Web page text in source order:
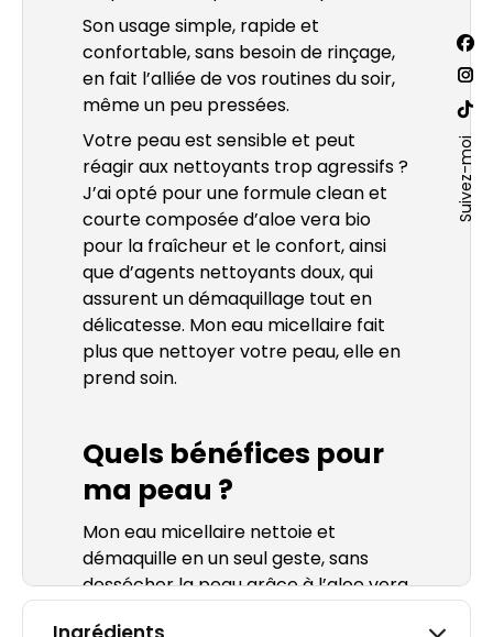
Son usage simple, rapide et
confortable, sans besoin de rinçage,
en fait l’alliée de vos routines du soir,
même un peu pressées.
Votre peau est sensible et peut
réagir aux nettoyants trop agressifs ?
J’ai opté pour une formule clean et
courte composée d’aloe vera bio
pour la fraîcheur et le confort, ainsi
que d’agents nettoyants doux, qui
assurent un démaquillage tout en
délicatesse. Mon eau micellaire fait
plus que nettoyer votre peau, elle en
prend soin.
Quels bénéfices pour
ma peau ?
Mon eau micellaire nettoie et
démaquille en un seul geste, sans
dessécher la peau grâce à l’aloe vera
Suivez-moi
sur :
La
une
La
La
Site